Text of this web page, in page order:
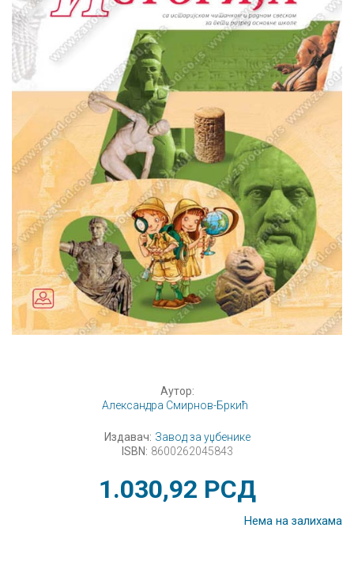
Аутор:
Александра Смирнов-Бркић
Издавач: Завод за уџбенике
ISBN: 8600262045843
1.030,92 РСД
Нема на залихама